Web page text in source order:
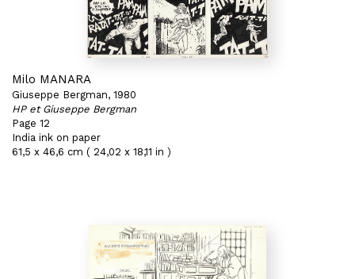
Milo MANARA
Giuseppe Bergman, 1980
HP et Giuseppe Bergman
Page 12
India ink on paper
61,5 x 46,6 cm ( 24,02 x 18,11 in )